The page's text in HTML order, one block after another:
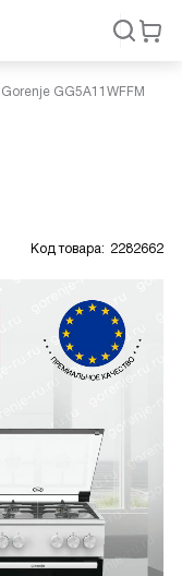
Gorenje GG5A11WFFM
Код товара: 2282662